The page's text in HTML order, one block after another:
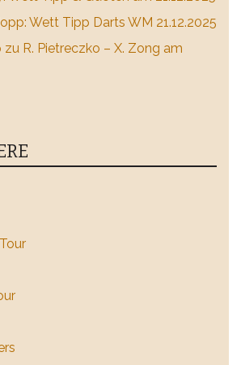
Wett Tipp Darts WM 21.12.2025
R. Pietreczko – X. Zong am